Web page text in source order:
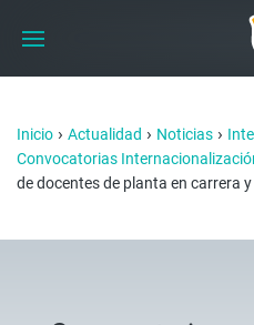
Inicio › Actualidad › Noticias ›
Convocatorias
de docentes de planta en carrera